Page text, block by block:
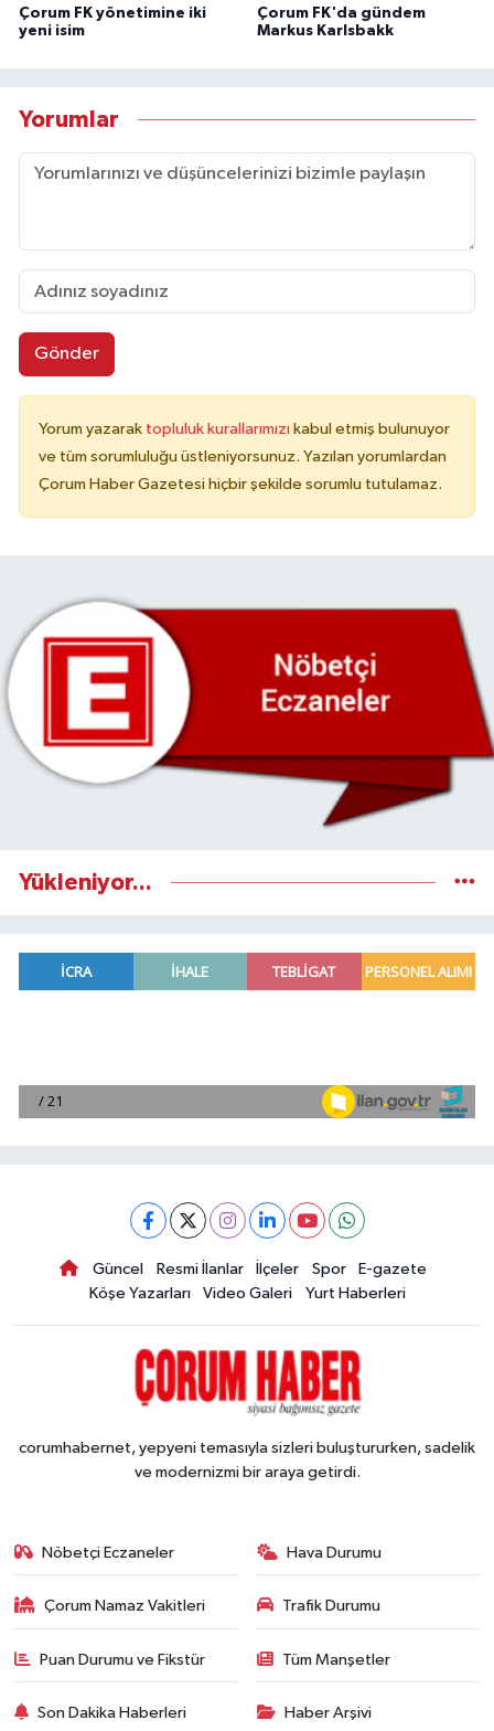
Çorum FK yönetimine iki
yeni isim
Çorum FK'da gündem
Markus Karlsbakk
Yorumlar
Gönder
Yorum yazarak topluluk kurallarımızı kabul etmiş bulunuyor
ve tüm sorumluluğu üstleniyorsunuz. Yazılan yorumlardan
Çorum Haber Gazetesi hiçbir şekilde sorumlu tutulamaz.
Yükleniyor...
Güncel Resmi İlanlar İlçeler Spor
E-gazete
Köşe Yazarları
Video Galeri Yurt Haberleri
corumhabernet, yepyeni temasıyla sizleri buluştururken, sadelik
ve modernizmi bir araya getirdi.
Nöbetçi Eczaneler Hava Durumu
Çorum Namaz Vakitleri Trafik Durumu
Puan Durumu ve Fikstür Tüm Manşetler
Son Dakika Haberleri Haber Arşivi